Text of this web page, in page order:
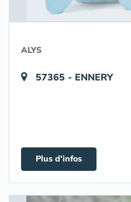
ALYS
57365 - ENNERY
Plus d'infos